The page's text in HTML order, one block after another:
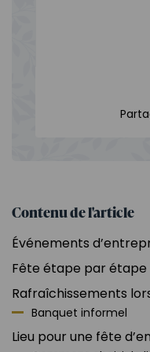
Contenu de l'article
Événements
Fête étape par étape
Rafraîchissements
Banquet informel
Lieu pour une fête